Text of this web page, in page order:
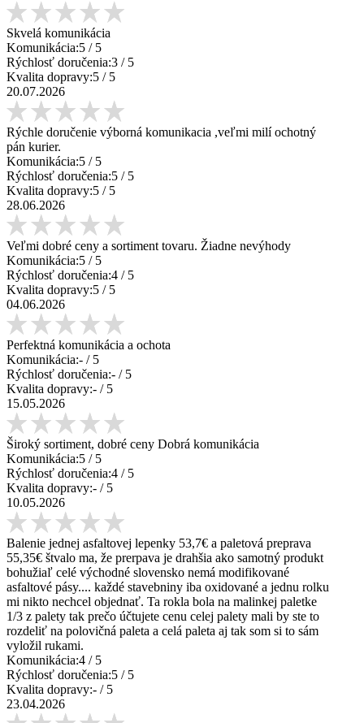
Skvelá komunikácia
Komunikácia:5 / 5
Rýchlosť doručenia:3 / 5
Kvalita dopravy:5 / 5
20.07.2026
Rýchle doručenie výborná komunikacia ,veľmi milí ochotný
pán kurier.
Komunikácia:5 / 5
Rýchlosť doručenia:5 / 5
Kvalita dopravy:5 / 5
28.06.2026
Veľmi dobré ceny a sortiment tovaru. Žiadne nevýhody
Komunikácia:5 / 5
Rýchlosť doručenia:4 / 5
Kvalita dopravy:5 / 5
04.06.2026
Perfektná komunikácia a ochota
Komunikácia:- / 5
Rýchlosť doručenia:- / 5
Kvalita dopravy:- / 5
15.05.2026
Široký sortiment, dobré ceny Dobrá komunikácia
Komunikácia:5 / 5
Rýchlosť doručenia:4 / 5
Kvalita dopravy:- / 5
10.05.2026
Balenie jednej asfaltovej lepenky 53,7€ a paletová preprava
55,35€ štvalo ma, že prerpava je drahšia ako samotný produkt
bohužiaľ celé východné slovensko nemá modifikované
asfaltové pásy.... každé stavebniny iba oxidované a jednu rolku
mi nikto nechcel objednať. Ta rokla bola na malinkej paletke
1/3 z palety tak prečo účtujete cenu celej palety mali by ste to
rozdeliť na polovičná paleta a celá paleta aj tak som si to sám
vyložil rukami.
Komunikácia:4 / 5
Rýchlosť doručenia:5 / 5
Kvalita dopravy:- / 5
23.04.2026